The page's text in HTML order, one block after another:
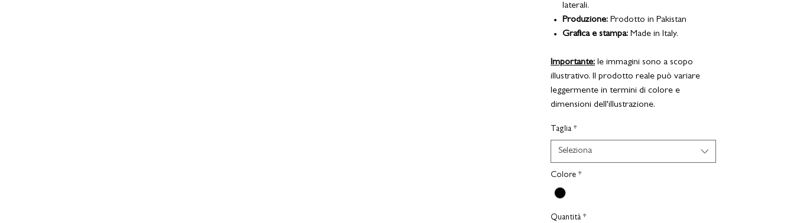
laterali.
Produzione: Prodotto in Pakistan
Grafica e stampa: Made in Italy.
Importante: le immagini sono a scopo
illustrativo. Il prodotto reale può variare
leggermente in termini di colore e
dimensioni dell'illustrazione.
Taglia *
Seleziona
Colore *
Quantità *